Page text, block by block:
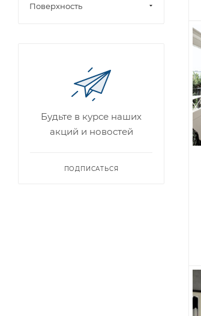
Поверхность
Будьте в курсе наших
акций и новостей
ПОДПИСАТЬСЯ